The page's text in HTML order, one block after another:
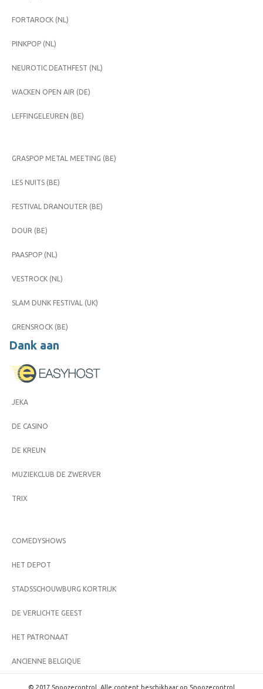
FORTAROCK (NL)
PINKPOP (NL)
NEUROTIC DEATHFEST (NL)
WACKEN OPEN AIR (DE)
LEFFINGELEUREN (BE)
GRASPOP METAL MEETING (BE)
LES NUITS (BE)
FESTIVAL DRANOUTER (BE)
DOUR (BE)
PAASPOP (NL)
VESTROCK (NL)
SLAM DUNK FESTIVAL (UK)
GRENSROCK (BE)
Dank aan
JEKA
DE CASINO
DE KREUN
MUZIEKCLUB DE ZWERVER
TRIX
COMEDYSHOWS
HET DEPOT
STADSSCHOUWBURG KORTRIJK
DE VERLICHTE GEEST
HET PATRONAAT
ANCIENNE BELGIQUE
© 2017 Snoozecontrol. Alle content beschikbaar op Snoozecontrol